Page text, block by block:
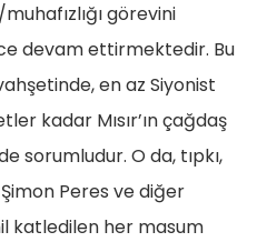
görevini
devam ettirmektedir. Bu
en az Siyonist
kadar Mısır’ın çağdaş
sorumludur. O da, tıpkı,
Peres ve diğer
katledilen her masum